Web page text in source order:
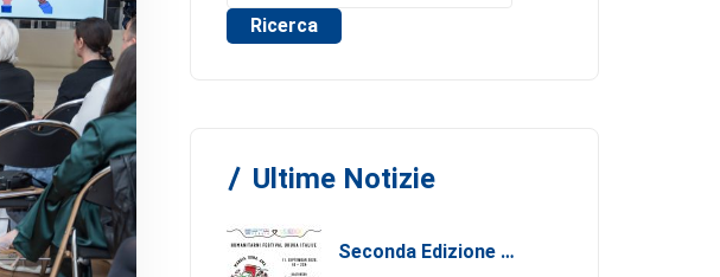
Ricerca
Ultime Notizie
Seconda Edizione Di MANGIA. DONA. AMA: Quando La Gastronomia Incontra La Solidarietà, 11 Settembre 2026